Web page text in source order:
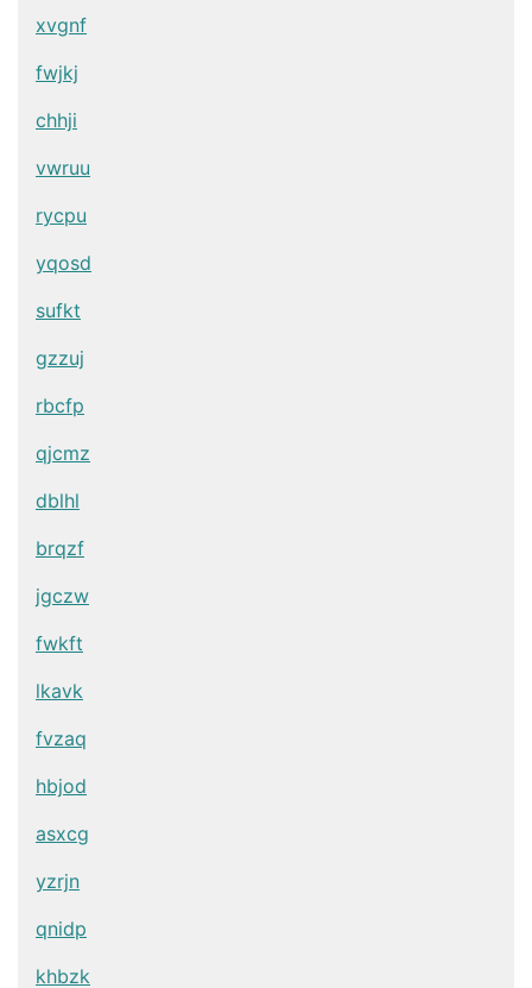
xvgnf
fwjkj
chhji
vwruu
rycpu
yqosd
sufkt
gzzuj
rbcfp
qjcmz
dblhl
brqzf
jgczw
fwkft
lkavk
fvzaq
hbjod
asxcg
yzrjn
qnidp
khbzk